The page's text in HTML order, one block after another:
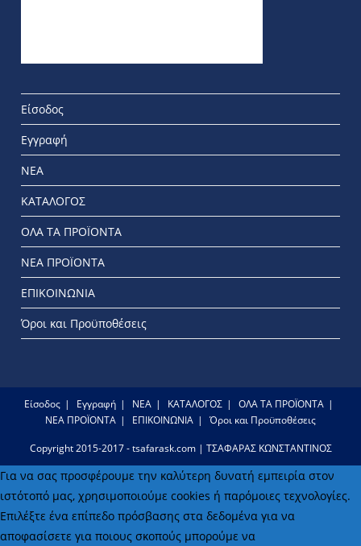
Είσοδος
Εγγραφή
ΝΕΑ
ΚΑΤΑΛΟΓΟΣ
ΟΛΑ ΤΑ ΠΡΟΪΟΝΤΑ
ΝΕΑ ΠΡΟΪΟΝΤΑ
ΕΠΙΚΟΙΝΩΝΙΑ
Όροι και Προϋποθέσεις
Είσοδος Εγγραφή ΝΕΑ ΚΑΤΑΛΟΓΟΣ
ΟΛΑ ΤΑ ΠΡΟΪΟΝΤΑ
ΝΕΑ ΠΡΟΪΟΝΤΑ
ΕΠΙΚΟΙΝΩΝΙΑ Όροι και Προϋποθέσεις
Copyright 2015-2017 - tsafarask.com | ΤΣΑΦΑΡΑΣ ΚΩΝΣΤΑΝΤΙΝΟΣ
Για να σας προσφέρουμε την καλύτερη δυνατή εμπειρία στον
ιστότοπό μας, χρησιμοποιούμε cookies ή παρόμοιες τεχνολογίες.
Επιλέξτε ένα επίπεδο πρόσβασης στα δεδομένα για να
αποφασίσετε για ποιους σκοπούς μπορούμε να